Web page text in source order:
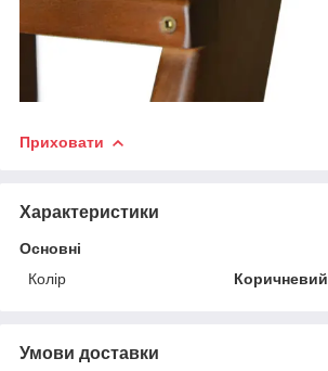
Приховати
Характеристики
Основні
Колір
Коричневий
Умови доставки